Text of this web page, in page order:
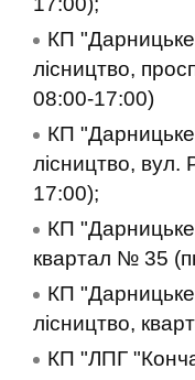
КП
лісництво,
08:00-17:00)
КП
лісництво, вул.
17:00);
КП "Дарницьке
квартал № 35
КП
лісництво,
КП "ЛПГ